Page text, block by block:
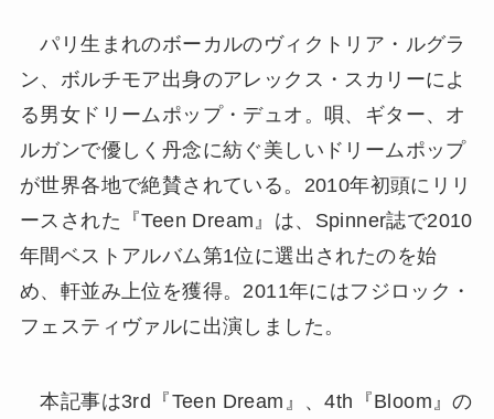
パリ生まれのボーカルのヴィクトリア・ルグラ
ン、ボルチモア出身のアレックス・スカリーによ
る男女ドリームポップ・デュオ。唄、ギター、オ
ルガンで優しく丹念に紡ぐ美しいドリームポップ
が世界各地で絶賛されている。2010年初頭にリリ
ースされた『Teen Dream』は、Spinner誌で2010
年間ベストアルバム第1位に選出されたのを始
め、軒並み上位を獲得。2011年にはフジロック・
フェスティヴァルに出演しました。
本記事は3rd『Teen Dream』、4th『Bloom』の